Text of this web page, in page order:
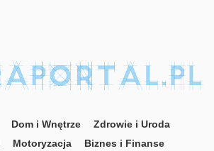
Dom i Wnętrze
Zdrowie i Uroda
Motoryzacja Biznes i Finanse